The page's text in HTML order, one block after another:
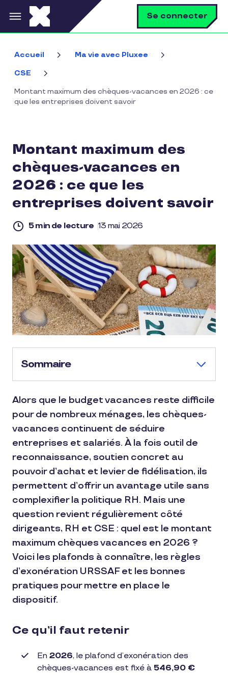
Aller au contenu principal Se connecter
Accueil Ma vie avec Pluxee
CSE
Montant maximum des chèques-vacances en 2026 : ce
que les entreprises doivent savoir
Montant maximum des
chèques-vacances en
2026 : ce que les
entreprises doivent savoir
5 min de lecture 13 mai 2026
Sommaire
Alors que le budget vacances reste difficile
pour de nombreux ménages, les chèques-
vacances continuent de séduire
entreprises et salariés. À la fois outil de
reconnaissance, soutien concret au
pouvoir d’achat et levier de fidélisation, ils
permettent d’offrir un avantage utile sans
complexifier la politique RH. Mais une
question revient régulièrement côté
dirigeants, RH et CSE : quel est le montant
maximum chèques vacances en 2026 ?
Voici les plafonds à connaître, les règles
d’exonération URSSAF et les bonnes
pratiques pour mettre en place le
dispositif.
Ce qu’il faut retenir
En 2026, le plafond d’exonération des
chèques-vacances est fixé à 546,90 €